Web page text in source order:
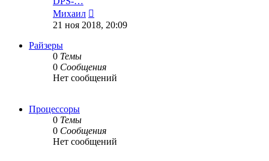
Михаил
к
21 ноя 2018, 20:09
Райзеры
0 Темы
0 Сообщения
Нет сообщений
Процессоры
0 Темы
0 Сообщения
Нет сообщений